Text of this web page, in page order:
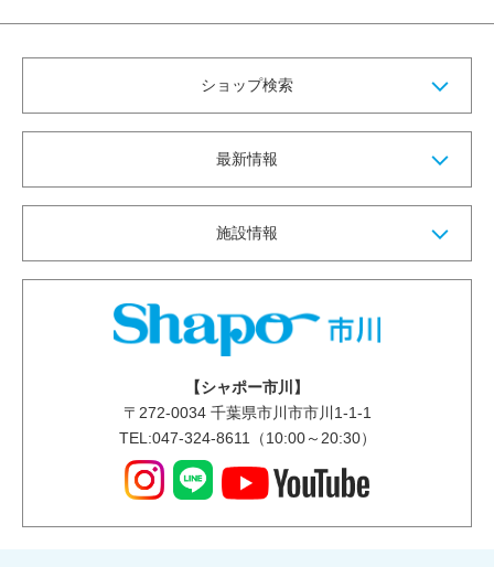
ショップ検索
最新情報
施設情報
【シャポー市川】
〒 272-0034千葉県市川市市川1-1-1
TEL:047-324-8611（10:00～20:30）